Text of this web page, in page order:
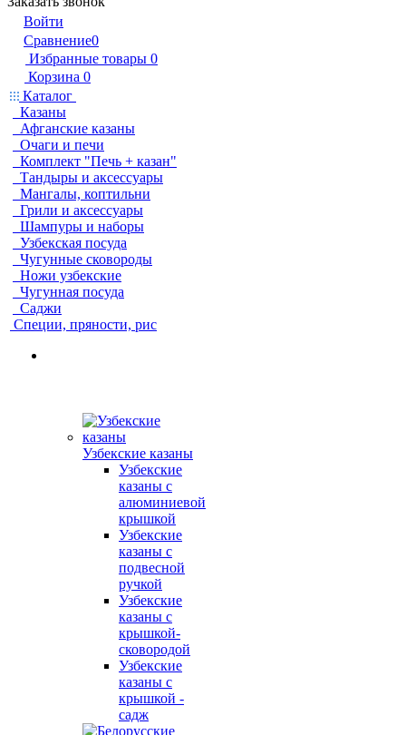
Войти
Сравнение0
Избранные товары 0
Корзина 0
Каталог
Казаны
Афганские казаны
Очаги и печи
Комплект "Печь + казан"
Тандыры и аксессуары
Мангалы, коптильни
Грили и аксессуары
Шампуры и наборы
Узбекская посуда
Чугунные сковороды
Ножи узбекские
Чугунная посуда
Саджи
Специи, пряности, рис
Узбекские казаны
Узбекские
казаны с
алюминиевой
крышкой
Узбекские
казаны с
подвесной
ручкой
Узбекские
казаны с
крышкой-
сковородой
Узбекские
казаны с
крышкой -
садж